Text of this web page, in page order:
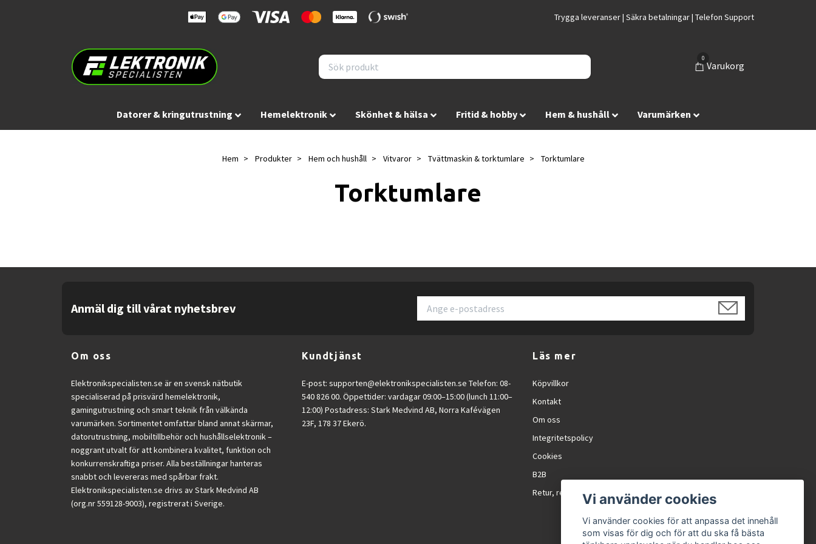
Trygga leveranser | Säkra betalningar | Telefon Support
0
Varukorg
Datorer & kringutrustning Hemelektronik Skönhet & hälsa Fritid & hobby Hem & hushåll Varumärken
Hem Produkter Hem och hushåll Vitvaror Tvättmaskin & torktumlare Torktumlare
Torktumlare
Anmäl dig till vårat nyhetsbrev
Om oss
Elektronikspecialisten.se är en svensk nätbutik
specialiserad på prisvärd hemelektronik,
gamingutrustning och smart teknik från välkända
varumärken. Sortimentet omfattar bland annat skärmar,
datorutrustning, mobiltillbehör och hushållselektronik –
noggrant utvalt för att kombinera kvalitet, funktion och
konkurrenskraftiga priser. Alla beställningar hanteras
snabbt och levereras med spårbar frakt.
Elektronikspecialisten.se drivs av Stark Medvind AB
(org.nr 559128-9003), registrerat i Sverige.
Kundtjänst
E-post: supporten@elektronikspecialisten.se Telefon: 08-
540 826 00. Öppettider: vardagar 09:00–15:00 (lunch 11:00–
12:00) Postadress: Stark Medvind AB, Norra Kafévägen
23F, 178 37 Ekerö.
Läs mer
Köpvillkor
Kontakt
Om oss
Integritetspolicy
Cookies
B2B
Retur, reklamation och RMAVi använder cookies
Vi använder cookies för att anpassa det innehåll
som visas för dig och för att du ska få bästa